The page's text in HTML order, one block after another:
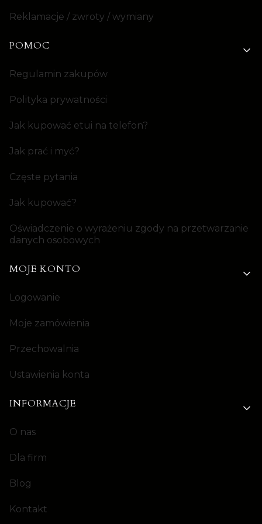
Reklamacje / zwroty / wymiany
POMOC
Regulamin zakupów
Polityka prywatności
Jak kupować etui na telefon?
Jak prać i myć?
Częste pytania
Jak kupować?
Oświadczenie o wyrażeniu zgody na przetwarzanie
danych osobowych
MOJE KONTO
Logowanie
Moje zamówienia
Przechowalnia
Ustawienia konta
INFORMACJE
O nas
Dla firm
Blog
Kontakt